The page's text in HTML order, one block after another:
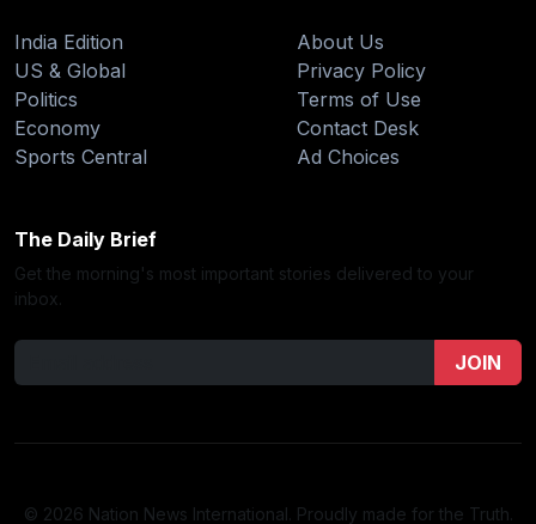
India Edition
US & Global
Politics
Economy
Sports Central
About Us
Privacy Policy
Terms of Use
Contact Desk
Ad Choices
The Daily Brief
Get the morning's most important stories delivered to your
inbox.
JOIN
© 2026 Nation News International. Proudly made for the Truth.